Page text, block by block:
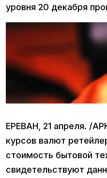
уровня 20 декабря
ЕРЕВАН, 21 апреля. /
курсов валют
стоимость бытовой
свидетельствуют